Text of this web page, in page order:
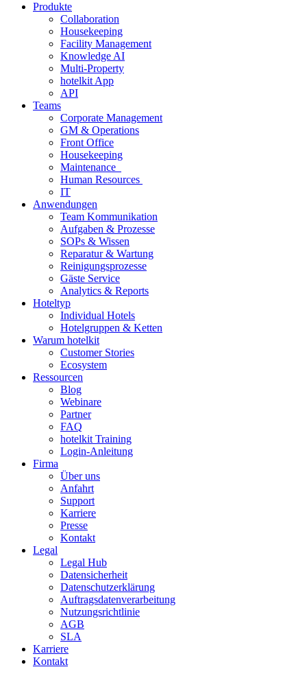
Produkte
Collaboration
Housekeeping
Facility Management
Knowledge AI
Multi-Property
hotelkit App
API
Teams
Corporate Management
GM & Operations
Front Office
Housekeeping
Maintenance
Human Resources
IT
Anwendungen
Team Kommunikation
Aufgaben & Prozesse
SOPs & Wissen
Reparatur & Wartung
Reinigungsprozesse
Gäste Service
Analytics & Reports
Hoteltyp
Individual Hotels
Hotelgruppen & Ketten
Warum hotelkit
Customer Stories
Ecosystem
Ressourcen
Blog
Webinare
Partner
FAQ
hotelkit Training
Login-Anleitung
Firma
Über uns
Anfahrt
Support
Karriere
Presse
Kontakt
Legal
Legal Hub
Datensicherheit
Datenschutzerklärung
Auftragsdatenverarbeitung
Nutzungsrichtlinie
AGB
SLA
Karriere
Kontakt